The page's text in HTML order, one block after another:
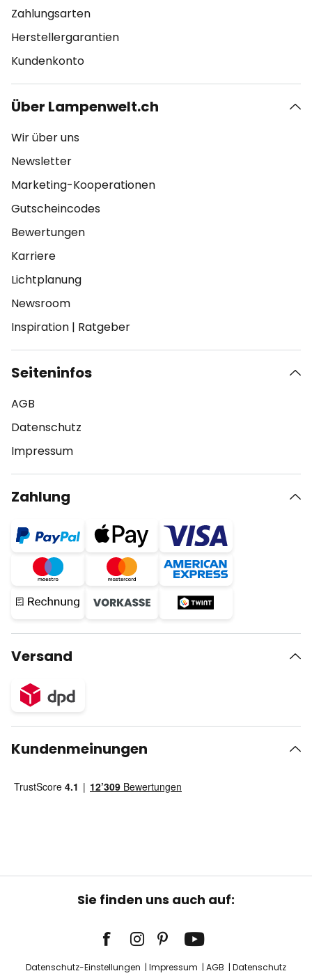
Zahlungsarten
Herstellergarantien
Kundenkonto
Über Lampenwelt.ch
Wir über uns
Newsletter
Marketing-Kooperationen
Gutscheincodes
Bewertungen
Karriere
Lichtplanung
Newsroom
Inspiration | Ratgeber
Seiteninfos
AGB
Datenschutz
Impressum
Zahlung
Versand
Kundenmeinungen
Sie finden uns auch auf:
Datenschutz-Einstellungen Impressum AGB Datenschutz